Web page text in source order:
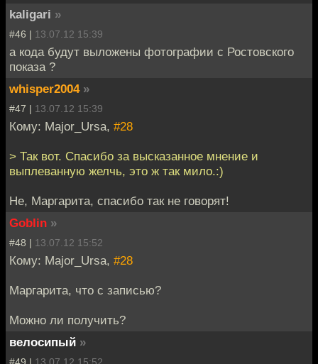
kaligari »
#46 | 13.07.12 15:39
а кода будут выложены фотографии с Ростовского
показа ?
whisper2004 »
#47 | 13.07.12 15:39
Кому: Major_Ursa, #28
> Так вот. Спасибо за высказанное мнение и
выплеванную желчь, это ж так мило.:)
Не, Маргарита, спасибо так не говорят!
Goblin »
#48 | 13.07.12 15:52
Кому: Major_Ursa, #28
Маргарита, что с записью?
Можно ли получить?
велосипый »